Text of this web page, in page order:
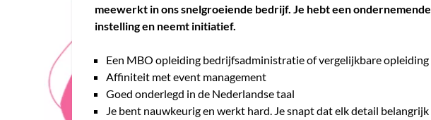
meewerkt in ons snelgroeiende bedrijf. Je hebt een ondernemende
instelling en neemt initiatief.
Een MBO opleiding bedrijfsadministratie of vergelijkbare opleiding
Affiniteit met event management
Goed onderlegd in de Nederlandse taal
Je bent nauwkeurig en werkt hard. Je snapt dat elk detail belangrijk